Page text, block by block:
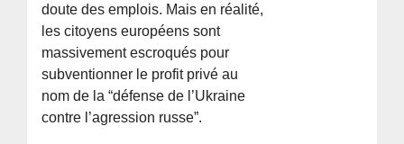
doute des emplois. Mais en réalité,
les citoyens européens sont
massivement escroqués pour
subventionner le profit privé au
nom de la “défense de l’Ukraine
contre l’agression russe”.